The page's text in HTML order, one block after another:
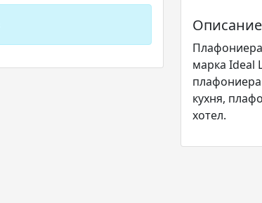
Описание
Плафониера
марка Ideal
кухня,
хотел.